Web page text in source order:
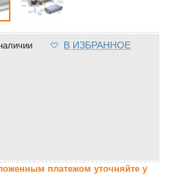
В ИЗБРАННОЕ
платежом уточняйте у